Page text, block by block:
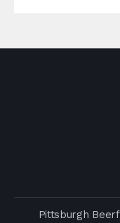
Pittsburgh